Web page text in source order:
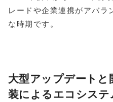
レードや企業連携がアバラ
な時期です。
大型アップデートと
装によるエコシステ